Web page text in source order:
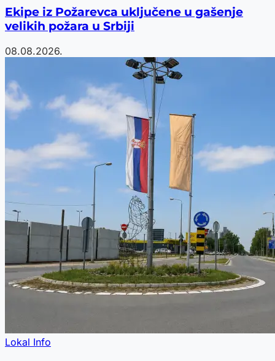
Ekipe iz Požarevca uključene u gašenje
velikih požara u Srbiji
08.08.2026.
Lokal Info